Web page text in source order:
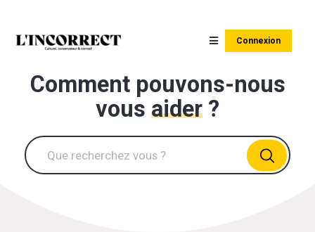
Connexion
Comment pouvons-nous
vous aider ?